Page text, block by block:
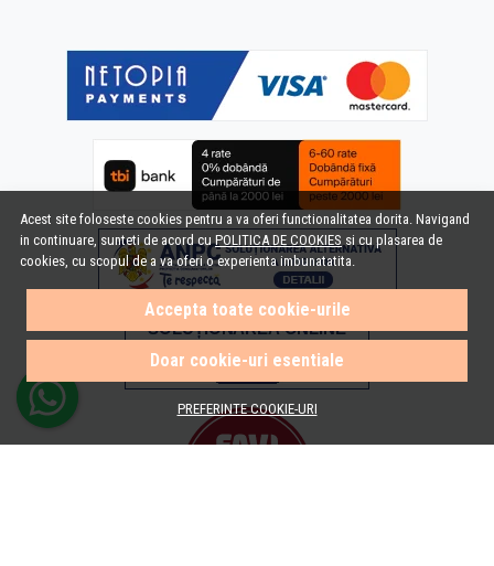
Acest site foloseste cookies pentru a va oferi functionalitatea dorita. Navigand
in continuare, sunteti de acord cuPOLITICA DE COOKIES si cu plasarea de
cookies, cu scopul de a va oferi o experienta imbunatatita.
Accepta toate cookie-urile
Doar cookie-uri esentiale
PREFERINTE COOKIE-URI